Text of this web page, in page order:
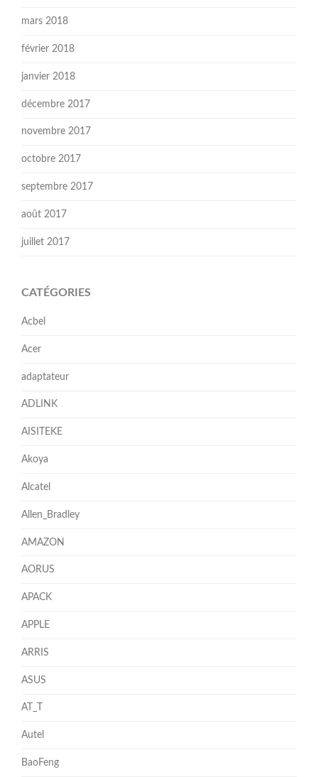
mars 2018
février 2018
janvier 2018
décembre 2017
novembre 2017
octobre 2017
septembre 2017
août 2017
juillet 2017
CATÉGORIES
Acbel
Acer
adaptateur
ADLINK
AISITEKE
Akoya
Alcatel
Allen_Bradley
AMAZON
AORUS
APACK
APPLE
ARRIS
ASUS
AT_T
Autel
BaoFeng